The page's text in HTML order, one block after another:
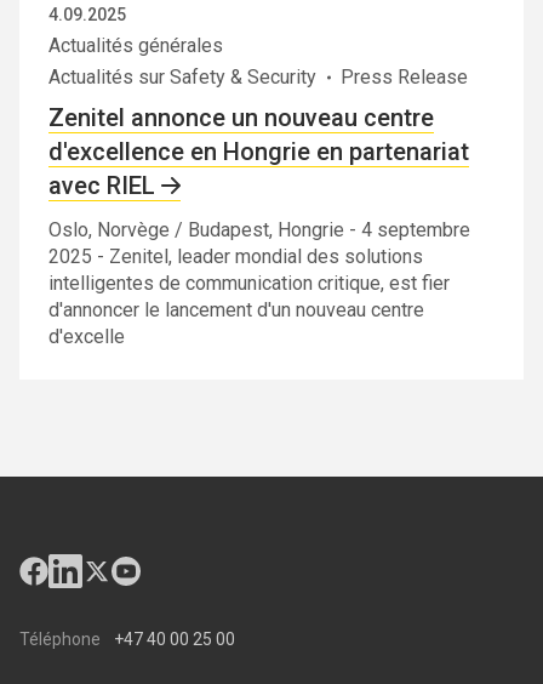
4.09.2025
Actualités générales
Actualités sur Safety & Security
Press Release
Zenitel annonce un nouveau centre
d'excellence en Hongrie en partenariat
avec RIEL
Oslo, Norvège / Budapest, Hongrie - 4 septembre
2025 - Zenitel, leader mondial des solutions
intelligentes de communication critique, est fier
d'annoncer le lancement d'un nouveau centre
d'excelle
Téléphone +47 40 00 25 00